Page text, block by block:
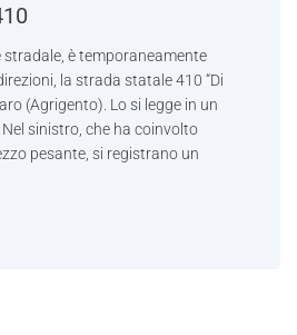
è temporaneamente
la strada statale 410 “Di
(Agrigento). Lo si legge in un
sinistro, che ha coinvolto
pesante, si registrano un